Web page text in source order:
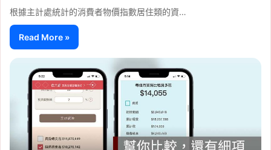
根據主計處統計的消費者物價指數居住類的資…
Read More »